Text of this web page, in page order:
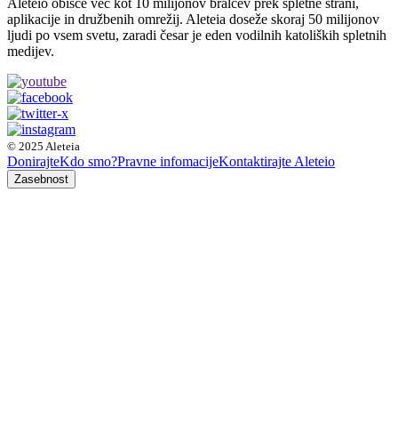
Aleteio obišče več kot 10 milijonov bralcev prek spletne strani,
aplikacije in družbenih omrežij. Aleteia doseže skoraj 50 milijonov
ljudi po vsem svetu, zaradi česar je eden vodilnih katoliških spletnih
medijev.
© 2025 Aleteia
DonirajteKdo smo?Pravne infomacijeKontaktirajte Aleteio
Zasebnost